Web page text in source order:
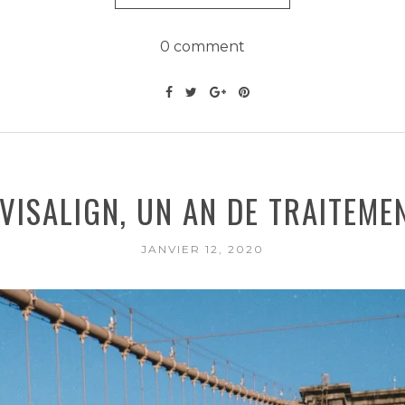
0 comment
UN AN DE
JANVIER 12, 2020